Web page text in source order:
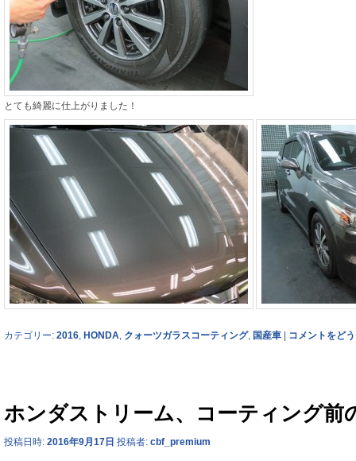
とても綺麗に仕上がりました！
カテゴリー: 2016 HONDA クォーツガラスコーティング, 国産車 | コメントをど
ホンダストリーム、コーティング前
投稿日時: 2016年9月17日 投稿者: cbf_premium